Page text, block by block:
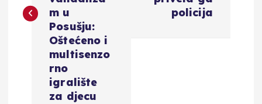
m u
Posušju:
Oštećeno i
multisenzo
rno
igralište
za djecu
policija